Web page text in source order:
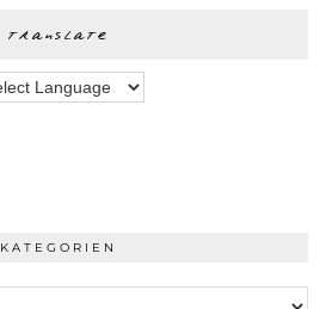
translate
KATEGORIEN